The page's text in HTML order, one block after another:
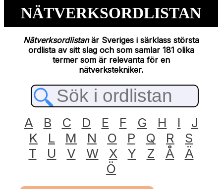
NÄTVERKSORDLISTAN
Nätverksordlistanär Sveriges i särklass största
ordlista av sitt slag och som samlar 181 olika
termer som är relevanta för en
nätverkstekniker.
A B C D E F G H I
J
K
L M N O P Q R
S
T
U V W X Y Z Å
Ä
Ö